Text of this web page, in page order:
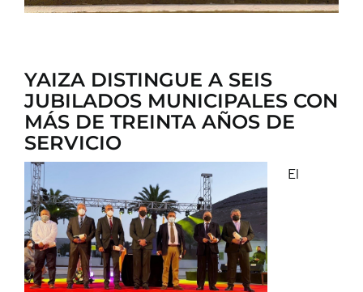
YAIZA DISTINGUE A SEIS
JUBILADOS MUNICIPALES CON
MÁS DE TREINTA AÑOS DE
SERVICIO
El